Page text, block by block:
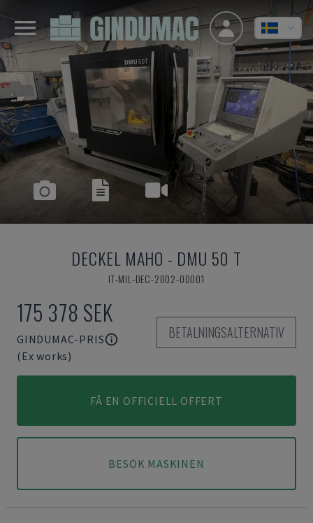
DECKEL MAHO - DMU 50 T
IT-MIL-DEC-2002-00001
175 378 SEK
GINDUMAC-PRIS
(Ex works)
BETALNINGSALTERNATIV
FÅ EN OFFICIELL OFFERT
BESÖK MASKINEN